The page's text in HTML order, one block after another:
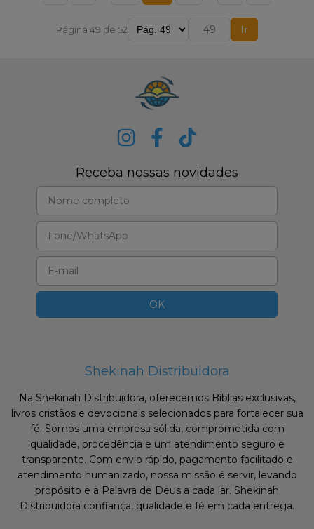
Página 49 de 52 Ir
Receba nossas novidades
Shekinah Distribuidora
Na Shekinah Distribuidora, oferecemos Bíblias exclusivas,
livros cristãos e devocionais selecionados para fortalecer sua
fé. Somos uma empresa sólida, comprometida com
qualidade, procedência e um atendimento seguro e
transparente. Com envio rápido, pagamento facilitado e
atendimento humanizado, nossa missão é servir, levando
propósito e a Palavra de Deus a cada lar. Shekinah
Distribuidora confiança, qualidade e fé em cada entrega.